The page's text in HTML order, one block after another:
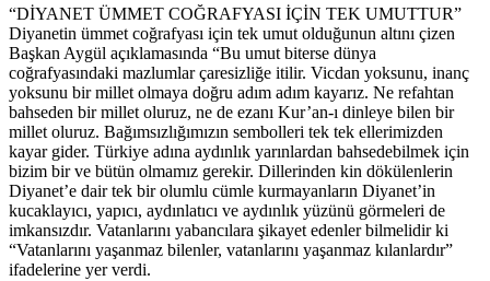
“DİYANET ÜMMET COĞRAFYASI İÇİN TEK UMUTTUR”
Diyanetin ümmet coğrafyası için tek umut olduğunun altını çizen
Başkan Aygül açıklamasında “Bu umut biterse dünya
coğrafyasındaki mazlumlar çaresizliğe itilir. Vicdan yoksunu, inanç
yoksunu bir millet olmaya doğru adım adım kayarız. Ne refahtan
bahseden bir millet oluruz, ne de ezanı Kur’an-ı dinleye bilen bir
millet oluruz. Bağımsızlığımızın sembolleri tek tek ellerimizden
kayar gider. Türkiye adına aydınlık yarınlardan bahsedebilmek için
bizim bir ve bütün olmamız gerekir. Dillerinden kin dökülenlerin
Diyanet’e dair tek bir olumlu cümle kurmayanların Diyanet’in
kucaklayıcı, yapıcı, aydınlatıcı ve aydınlık yüzünü görmeleri de
imkansızdır. Vatanlarını yabancılara şikayet edenler bilmelidir ki
“Vatanlarını yaşanmaz bilenler, vatanlarını yaşanmaz kılanlardır”
ifadelerine yer verdi.